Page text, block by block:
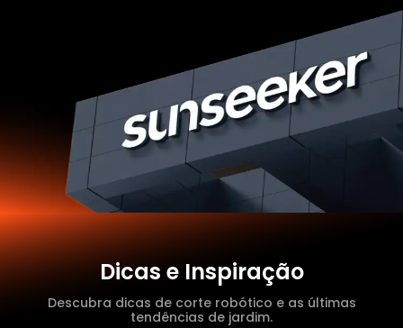
Dicas e Inspiração
Descubra dicas de corte robótico e as últimas
tendências de jardim.